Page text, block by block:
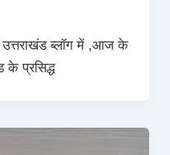
ब्लॉग में ,आज के
प्रसिद्ध